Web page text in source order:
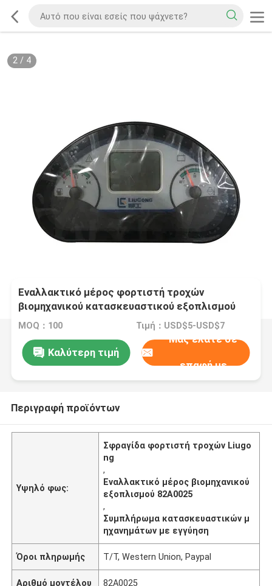
2/ 4
Εναλλακτικό μέρος φορτιστή τροχών
βιομηχανικού κατασκευαστικού εξοπλισμού
82A0025 Συμπλήρωμα για Liugong
MOQ：100 Τιμή：USD$5-USD$7
Καλύτερη τιμή
Μας ελάτε σε
επαφή με
Περιγραφή προϊόντων
Υψηλό φως:
Σφραγίδα φορτιστή τροχών Liugo
ng
,
Εναλλακτικό μέρος βιομηχανικού
εξοπλισμού 82A0025
,
Συμπλήρωμα κατασκευαστικών μ
ηχανημάτων με εγγύηση
Όροι πληρωμής T/T, Western Union, Paypal
Αριθμό μοντέλου 82Α0025